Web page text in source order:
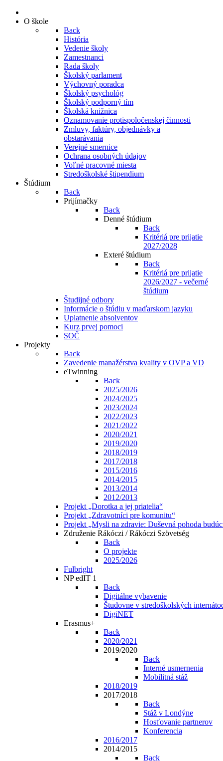
O škole
Back
História
Vedenie školy
Zamestnanci
Rada školy
Školský parlament
Výchovný poradca
Školský psychológ
Školský podporný tím
Školská knižnica
Oznamovanie protispoločenskej činnosti
Zmluvy, faktúry, objednávky a
obstarávania
Verejné smernice
Ochrana osobných údajov
Voľné pracovné miesta
Stredoškolské štipendium
Štúdium
Back
Prijímačky
Back
Denné štúdium
Back
Kritériá pre prijatie
2027/2028
Exteré štúdium
Back
Kritériá pre prijatie
2026/2027 - večerné
štúdium
Študijné odbory
Informácie o štúdiu v maďarskom jazyku
Uplatnenie absolventov
Kurz prvej pomoci
SOČ
Projekty
Back
Zavedenie manažérstva kvality v OVP a VD
eTwinning
Back
2025/2026
2024/2025
2023/2024
2022/2023
2021/2022
2020/2021
2019/2020
2018/2019
2017/2018
2015/2016
2014/2015
2013/2014
2012/2013
Projekt „Dorotka a jej priatelia“
Projekt „Zdravotníci pre komunitu“
Projekt „Mysli na zdravie: Duševná pohoda
Združenie Rákóczi / Rákóczi Szövetség
Back
O projekte
2025/2026
Fulbright
NP edIT 1
Back
Digitálne vybavenie
Študovne v stredoškolských
DigiNET
Erasmus+
Back
2020/2021
2019/2020
Back
Interné usmernenia
Mobilitná stáž
2018/2019
2017/2018
Back
Stáž v Londýne
Hosťovanie partnerov
Konferencia
2016/2017
2014/2015
Back